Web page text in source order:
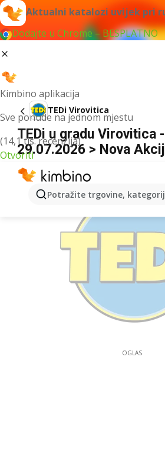
Aktualni katalozi uvijek pri
Dodajte u Chrome – BESPLATNO
Kimbino aplikacija
Sve ponude na jednom mjestu
(14,1 tis. recenzija)
Otvoriti
Potražite trgovine,
TEDi Virovitica
TEDi u gradu Virovitica
29.07.2026 > Nova
OGLAS